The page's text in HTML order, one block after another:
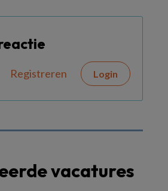
Registreren Login
vacatures